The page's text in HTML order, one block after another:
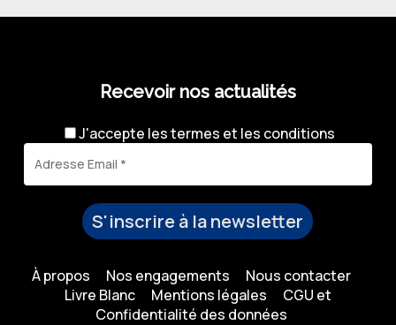
Recevoir nos actualités
J'accepte lestermes et les conditions
À propos Nos engagements
Nous contacter
Livre Blanc
Mentions légales
CGU et
Confidentialité des données